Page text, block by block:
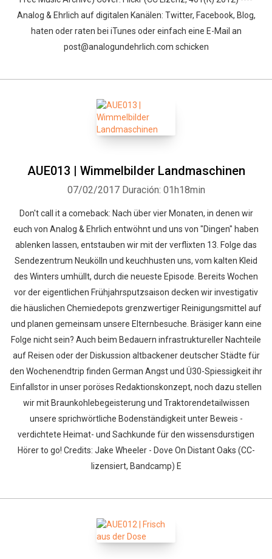
Analog & Ehrlich auf digitalen Kanälen: Twitter, Facebook, Blog,
haten oder raten bei iTunes oder einfach eine E-Mail an
post@analogundehrlich.com schicken
AUE013 | Wimmelbilder Landmaschinen
07/02/2017 Duración: 01h18min
Don't call it a comeback: Nach über vier Monaten, in denen wir
euch von Analog & Ehrlich entwöhnt und uns von "Dingen" haben
ablenken lassen, entstauben wir mit der verflixten 13. Folge das
Sendezentrum Neukölln und keuchhusten uns, vom kalten Kleid
des Winters umhüllt, durch die neueste Episode. Bereits Wochen
vor der eigentlichen Frühjahrsputzsaison decken wir investigativ
die häuslichen Chemiedepots grenzwertiger Reinigungsmittel auf
und planen gemeinsam unsere Elternbesuche. Bräsiger kann eine
Folge nicht sein? Auch beim Bedauern infrastruktureller Nachteile
auf Reisen oder der Diskussion altbackener deutscher Städte für
den Wochenendtrip finden German Angst und Ü30-Spiessigkeit ihr
Einfallstor in unser poröses Redaktionskonzept, noch dazu stellen
wir mit Braunkohlebegeisterung und Traktorendetailwissen
unsere sprichwörtliche Bodenständigkeit unter Beweis -
verdichtete Heimat- und Sachkunde für den wissensdurstigen
Hörer to go! Credits: Jake Wheeler - Dove On Distant Oaks (CC-
lizensiert, Bandcamp) E
Facebook